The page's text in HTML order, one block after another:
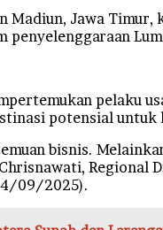
Madiun, Jawa Timur,
pelaku
potensial
bisnis.
09/2025).